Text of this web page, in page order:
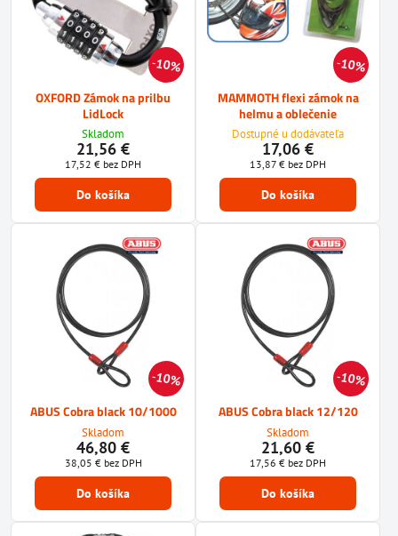
10%
OXFORD Zámok na prilbu
LidLock
Skladom
21,56 €
17,52 € bez DPH
Do košíka
10%
MAMMOTH flexi zámok na
helmu a oblečenie
Dostupné u dodávateľa
17,06 €
13,87 € bez DPH
Do košíka
10%
ABUS Cobra black 10/1000
Skladom
46,80 €
38,05 € bez DPH
Do košíka
10%
ABUS Cobra black 12/120
Skladom
21,60 €
17,56 € bez DPH
Do košíka